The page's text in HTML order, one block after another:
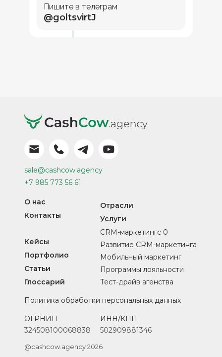
@goltsvirtJ
Пишите в телеграм
@cashcow.agency 2026
Политика обработки персональных данных
Тест-драйв агенства
Программы лояльности
Мобильный маркетинг
Развитие CRM-маркетинга
CRM-маркетингс 0
+7 985 773 56 61
sale@cashcow.agency
ОГРНИП
324508100068838
Контакты
Статьи
Глоссарий
Портфолио
Отрасли
Кейсы
Услуги
О нас
ИНН/КПП
502909881346